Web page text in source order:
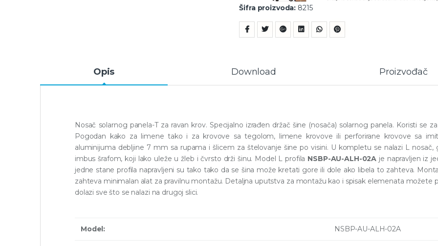
Šifra proizvoda: 8215
Opis Download Proizvođač
Nosač solarnog panela-T za ravan krov. Specijalno izrađen držač šine (nosača) solarnog panela. Koristi se
Pogodan kako za limene tako i za krovove sa tegolom, limene krovove ili perforirane krovove sa
aluminijuma debljine 7 mm sa rupama i šlicem za štelovanje šine po visini. U kompletu se nalazi L nosač,
imbus šrafom, koji lako uleže u žleb i čvrsto drži šinu. Model L profila NSBP-AU-ALH-02A je napravljen iz
jedne stane profila napravljeni su tako tako da se šina može kretati gore ili dole ako libela to zahteva.
zahteva minimalan alat za pravilnu montažu. Detaljna uputstva za montažu kao i spisak elemenata možete
dolazi sve što se nalazi na drugoj slici.
Model: NSBP-AU-ALH-02A